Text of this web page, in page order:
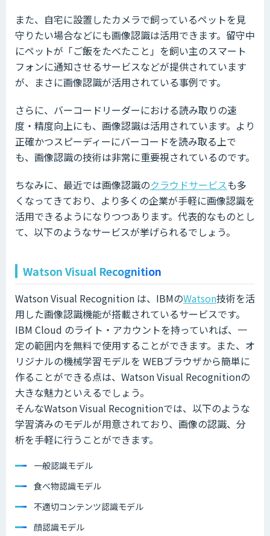
また、自宅に設置したカメラで飼っているペットを見
守りたい場合などにも画像認識は活用できます。留守中
にペットが「ご飯をたべたこと」を飼い主のスマート
フォンに通知させるサービスなどが提供されています
が、まさに画像認識が活用されている事例です。
さらに、バーコードリーダーにおける読み取りの速
度・精度向上にも、画像認識は活用されています。より
正確かつスピーディーにバーコードを読み取る上で
も、画像認識の技術は非常に重要視されているのです。
ちなみに、最近では画像認識のクラウドサービスも多
くなってきており、より多くの企業が手軽に画像認識を
活用できるようになりつつあります。代表的なものとし
て、以下のようなサービスが挙げられるでしょう。
Watson Visual Recognition
Watson Visual Recognition は、IBMのWatson技術を活
用した画像認識機能が搭載されているサービスです。
IBM Cloud のライト・アカウントを持っていれば、一
定の範囲内を無料で使用することができます。また、オ
リジナルの機械学習モデルを WEBブラウザから簡単に
作ることができる点は、Watson Visual Recognitionの
大きな魅力といえるでしょう。
そんなWatson Visual Recognitionでは、以下のような
学習済みのモデルが用意されており、画像の認識、分
析を手軽に行うことができます。
一般認識モデル
食べ物認識モデル
不適切コンテンツ認識モデル
顔認識モデル